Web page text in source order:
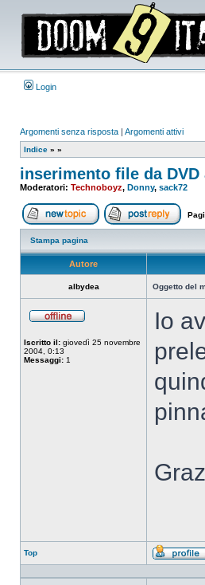
Login
Argomenti senza risposta | Argomenti attivi
Indice » »
inserimento file da
Moderatori: Technoboyz, Donny, sack72
Apri un nuovo argomento
Stampa pagina
Autore
albydea Oggetto del
Iscritto il: giovedì 25 novembre
2004, 0:13
Messaggi: 1
Io
Top